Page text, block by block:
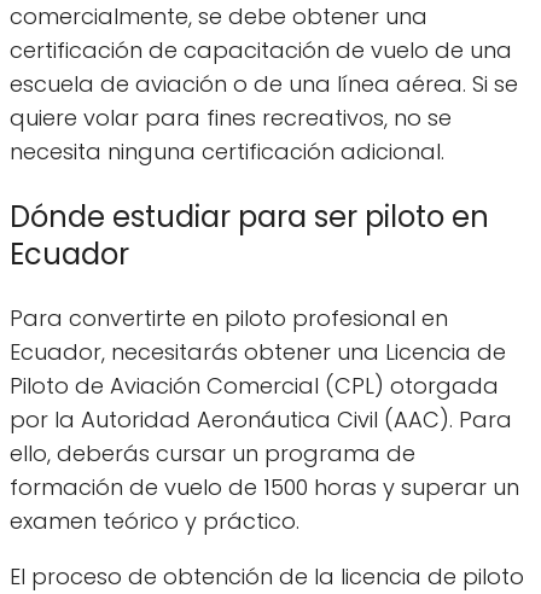
comercialmente, se debe obtener una
certificación de capacitación de vuelo de una
escuela de aviación o de una línea aérea. Si se
quiere volar para fines recreativos, no se
necesita ninguna certificación adicional.
Dónde estudiar para ser piloto en
Ecuador
Para convertirte en piloto profesional en
Ecuador, necesitarás obtener una Licencia de
Piloto de Aviación Comercial (CPL) otorgada
por la Autoridad Aeronáutica Civil (AAC). Para
ello, deberás cursar un programa de
formación de vuelo de 1500 horas y superar un
examen teórico y práctico.
El proceso de obtención de la licencia de piloto